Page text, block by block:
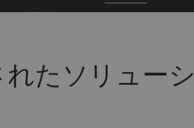
たソリューシ